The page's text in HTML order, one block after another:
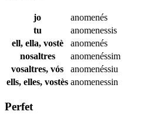
jo
anomenés
tu
anomenessis
ell, ella, vostè
anomenés
nosaltres
anomenéssim
vosaltres, vós
anomenéssiu
ells, elles, vostès anomenessin
Perfet